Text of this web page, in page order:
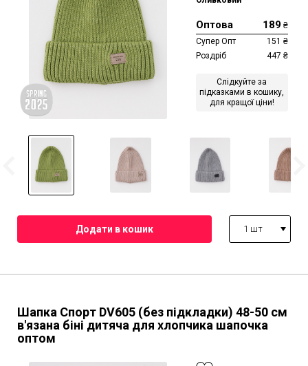
Оптова 189 ₴
Супер Опт
151 ₴
Роздріб
447 ₴
Слідкуйте за
підказками в кошику,
для кращої ціни!
1 шт
Шапка Спорт DV605 (без підкладки) 48-50 см
в'язана біні дитяча для хлопчика шапочка
оптом